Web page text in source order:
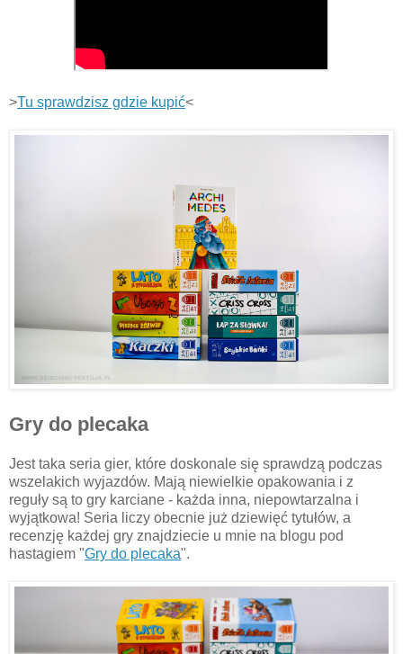
>Tu sprawdzisz gdzie kupić<
Gry do plecaka
Jest taka seria gier, które doskonale się sprawdzą podczas
wszelakich wyjazdów. Mają niewielkie opakowania i z
reguły są to gry karciane - każda inna, niepowtarzalna i
wyjątkowa! Seria liczy obecnie już dziewięć tytułów, a
recenzję każdej gry znajdziecie u mnie na blogu pod
hastagiem "Gry do plecaka".